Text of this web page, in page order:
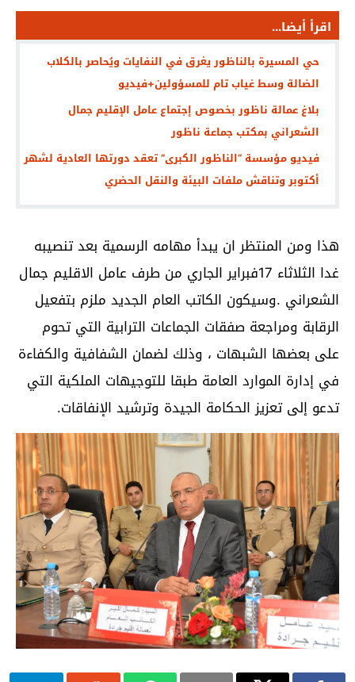
اقرأ أيضا...
حي المسيرة بالناظور يغرق في النفايات ويُحاصر بالكلاب
الضالة وسط غياب تام للمسؤولين+فيديو
بلاغ عمالة ناظور بخصوص إجتماع عامل الإقليم جمال
الشعراني بمكتب جماعة ناظور
فيديو مؤسسة “الناظور الكبرى” تعقد دورتها العادية لشهر
أكتوبر وتناقش ملفات البيئة والنقل الحضري
هذا ومن المنتظر ان يبدأ مهامه الرسمية بعد تنصيبه
غدا الثلاثاء 17فبراير الجاري من طرف عامل الاقليم جمال
الشعراني .وسيكون الكاتب العام الجديد ملزم بتفعيل
الرقابة ومراجعة صفقات الجماعات الترابية التي تحوم
على بعضها الشبهات ، وذلك لضمان الشفافية والكفاءة
في إدارة الموارد العامة طبقا للتوجيهات الملكية التي
تدعو إلى تعزيز الحكامة الجيدة وترشيد الإنفاقات.